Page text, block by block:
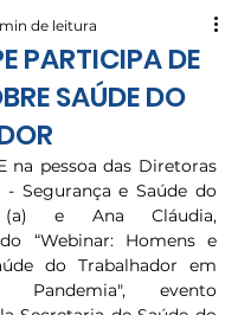
PARTICIPA DE
SAÚDE DO
min de leitura
na pessoa das Diretoras
- Segurança e Saúde do
(a) e Ana Cláudia,
“Webinar: Homens e
do Trabalhador em
Pandemia", evento